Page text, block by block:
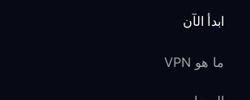
ابدأ الآن
ما هو VPN